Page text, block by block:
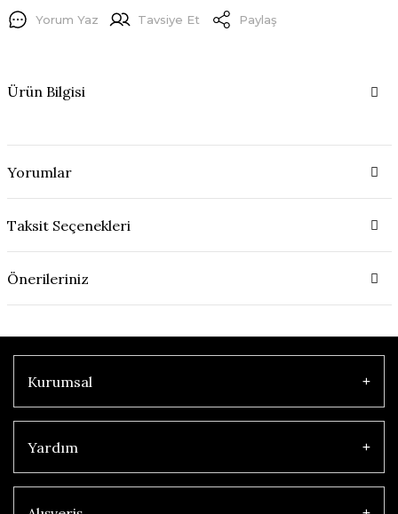
Yorum Yaz Tavsiye Et Paylaş
Ürün Bilgisi
Yorumlar
Taksit Seçenekleri
Önerileriniz
Kurumsal
Yardım